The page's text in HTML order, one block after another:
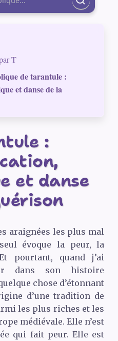
T
de tarantule :
et danse de la
:
et danse
araignées les plus mal
évoque la peur, la
pourtant, quand j’ai
dans son histoire
chose d’étonnant
d’une tradition de
les plus riches et les
médiévale. Elle n’est
qui fait peur. Elle est